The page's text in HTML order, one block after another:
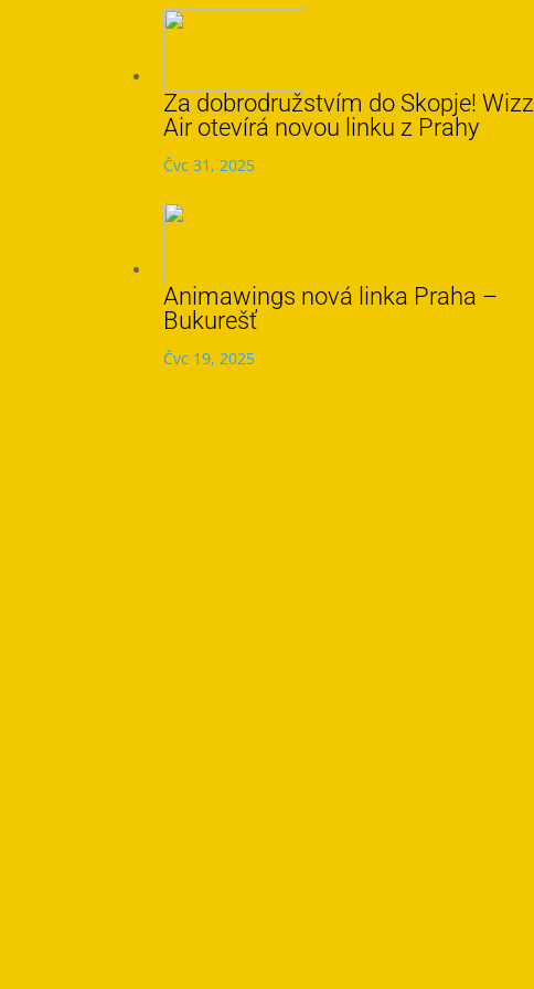
Za dobrodružstvím do Skopje! Wizz
Air otevírá novou linku z Prahy
Čvc 31, 2025
Animawings nová linka Praha –
Bukurešť
Čvc 19, 2025